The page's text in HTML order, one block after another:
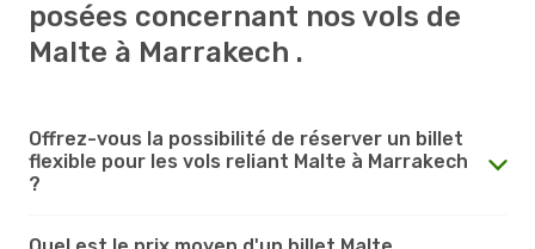
posées concernant nos vols de
Malte à Marrakech .
Offrez-vous la possibilité de réserver un billet
flexible pour les vols reliant Malte à Marrakech
?